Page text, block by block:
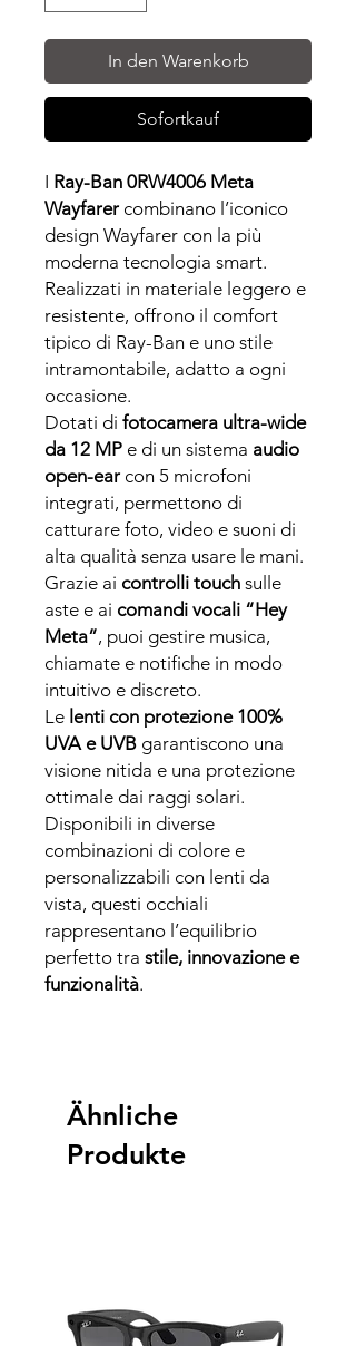
In den Warenkorb
Sofortkauf
I Ray-Ban 0RW4006 Meta
Wayfarer combinano l’iconico
design Wayfarer con la più
moderna tecnologia smart.
Realizzati in materiale leggero e
resistente, offrono il comfort
tipico di Ray-Ban e uno stile
intramontabile, adatto a ogni
occasione.
Dotati di fotocamera ultra-wide
da 12 MP e di un sistema audio
open-ear con 5 microfoni
integrati, permettono di
catturare foto, video e suoni di
alta qualità senza usare le mani.
Grazie ai controlli touch sulle
aste e ai comandi vocali “Hey
Meta”, puoi gestire musica,
chiamate e notifiche in modo
intuitivo e discreto.
Le lenti con protezione 100%
UVA e UVB garantiscono una
visione nitida e una protezione
ottimale dai raggi solari.
Disponibili in diverse
combinazioni di colore e
personalizzabili con lenti da
vista, questi occhiali
rappresentano l’equilibrio
perfetto tra stile, innovazione e
funzionalità.
Ähnliche
Produkte